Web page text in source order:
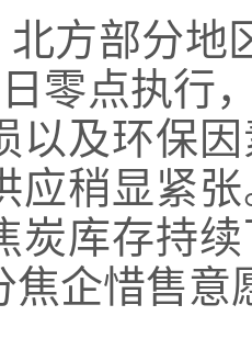
方部分地
零点执行
以及环保
应稍显紧
炭库存持
焦企惜售意